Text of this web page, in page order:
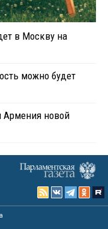
в Москву на
можно будет
Армения новой